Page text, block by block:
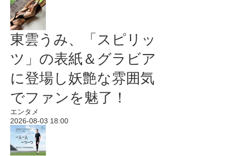
東雲うみ、「スピリッ
ツ」の表紙＆グラビア
に登場し妖艶な雰囲気
でファンを魅了！
エンタメ
2026-08-03 18:00